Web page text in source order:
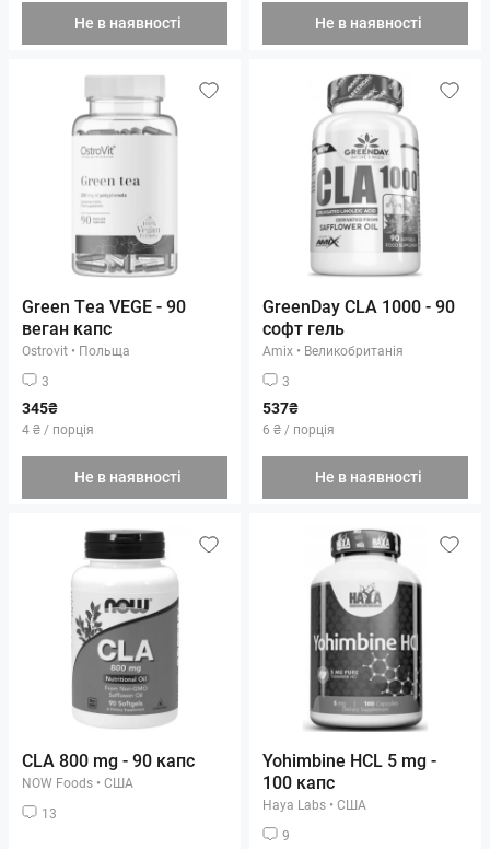
Не в наявності Не в наявності
Green Tea VEGE - 90
веган капс
Ostrovit • Польща
3
345₴
4 ₴ / порція
Не в наявності
GreenDay CLA 1000 - 90
софт гель
Amix • Великобританія
3
537₴
6 ₴ / порція
Не в наявності
CLA 800 mg - 90 капс
NOW Foods • США
13
Yohimbine HCL 5 mg -
100 капс
Haya Labs • США
9